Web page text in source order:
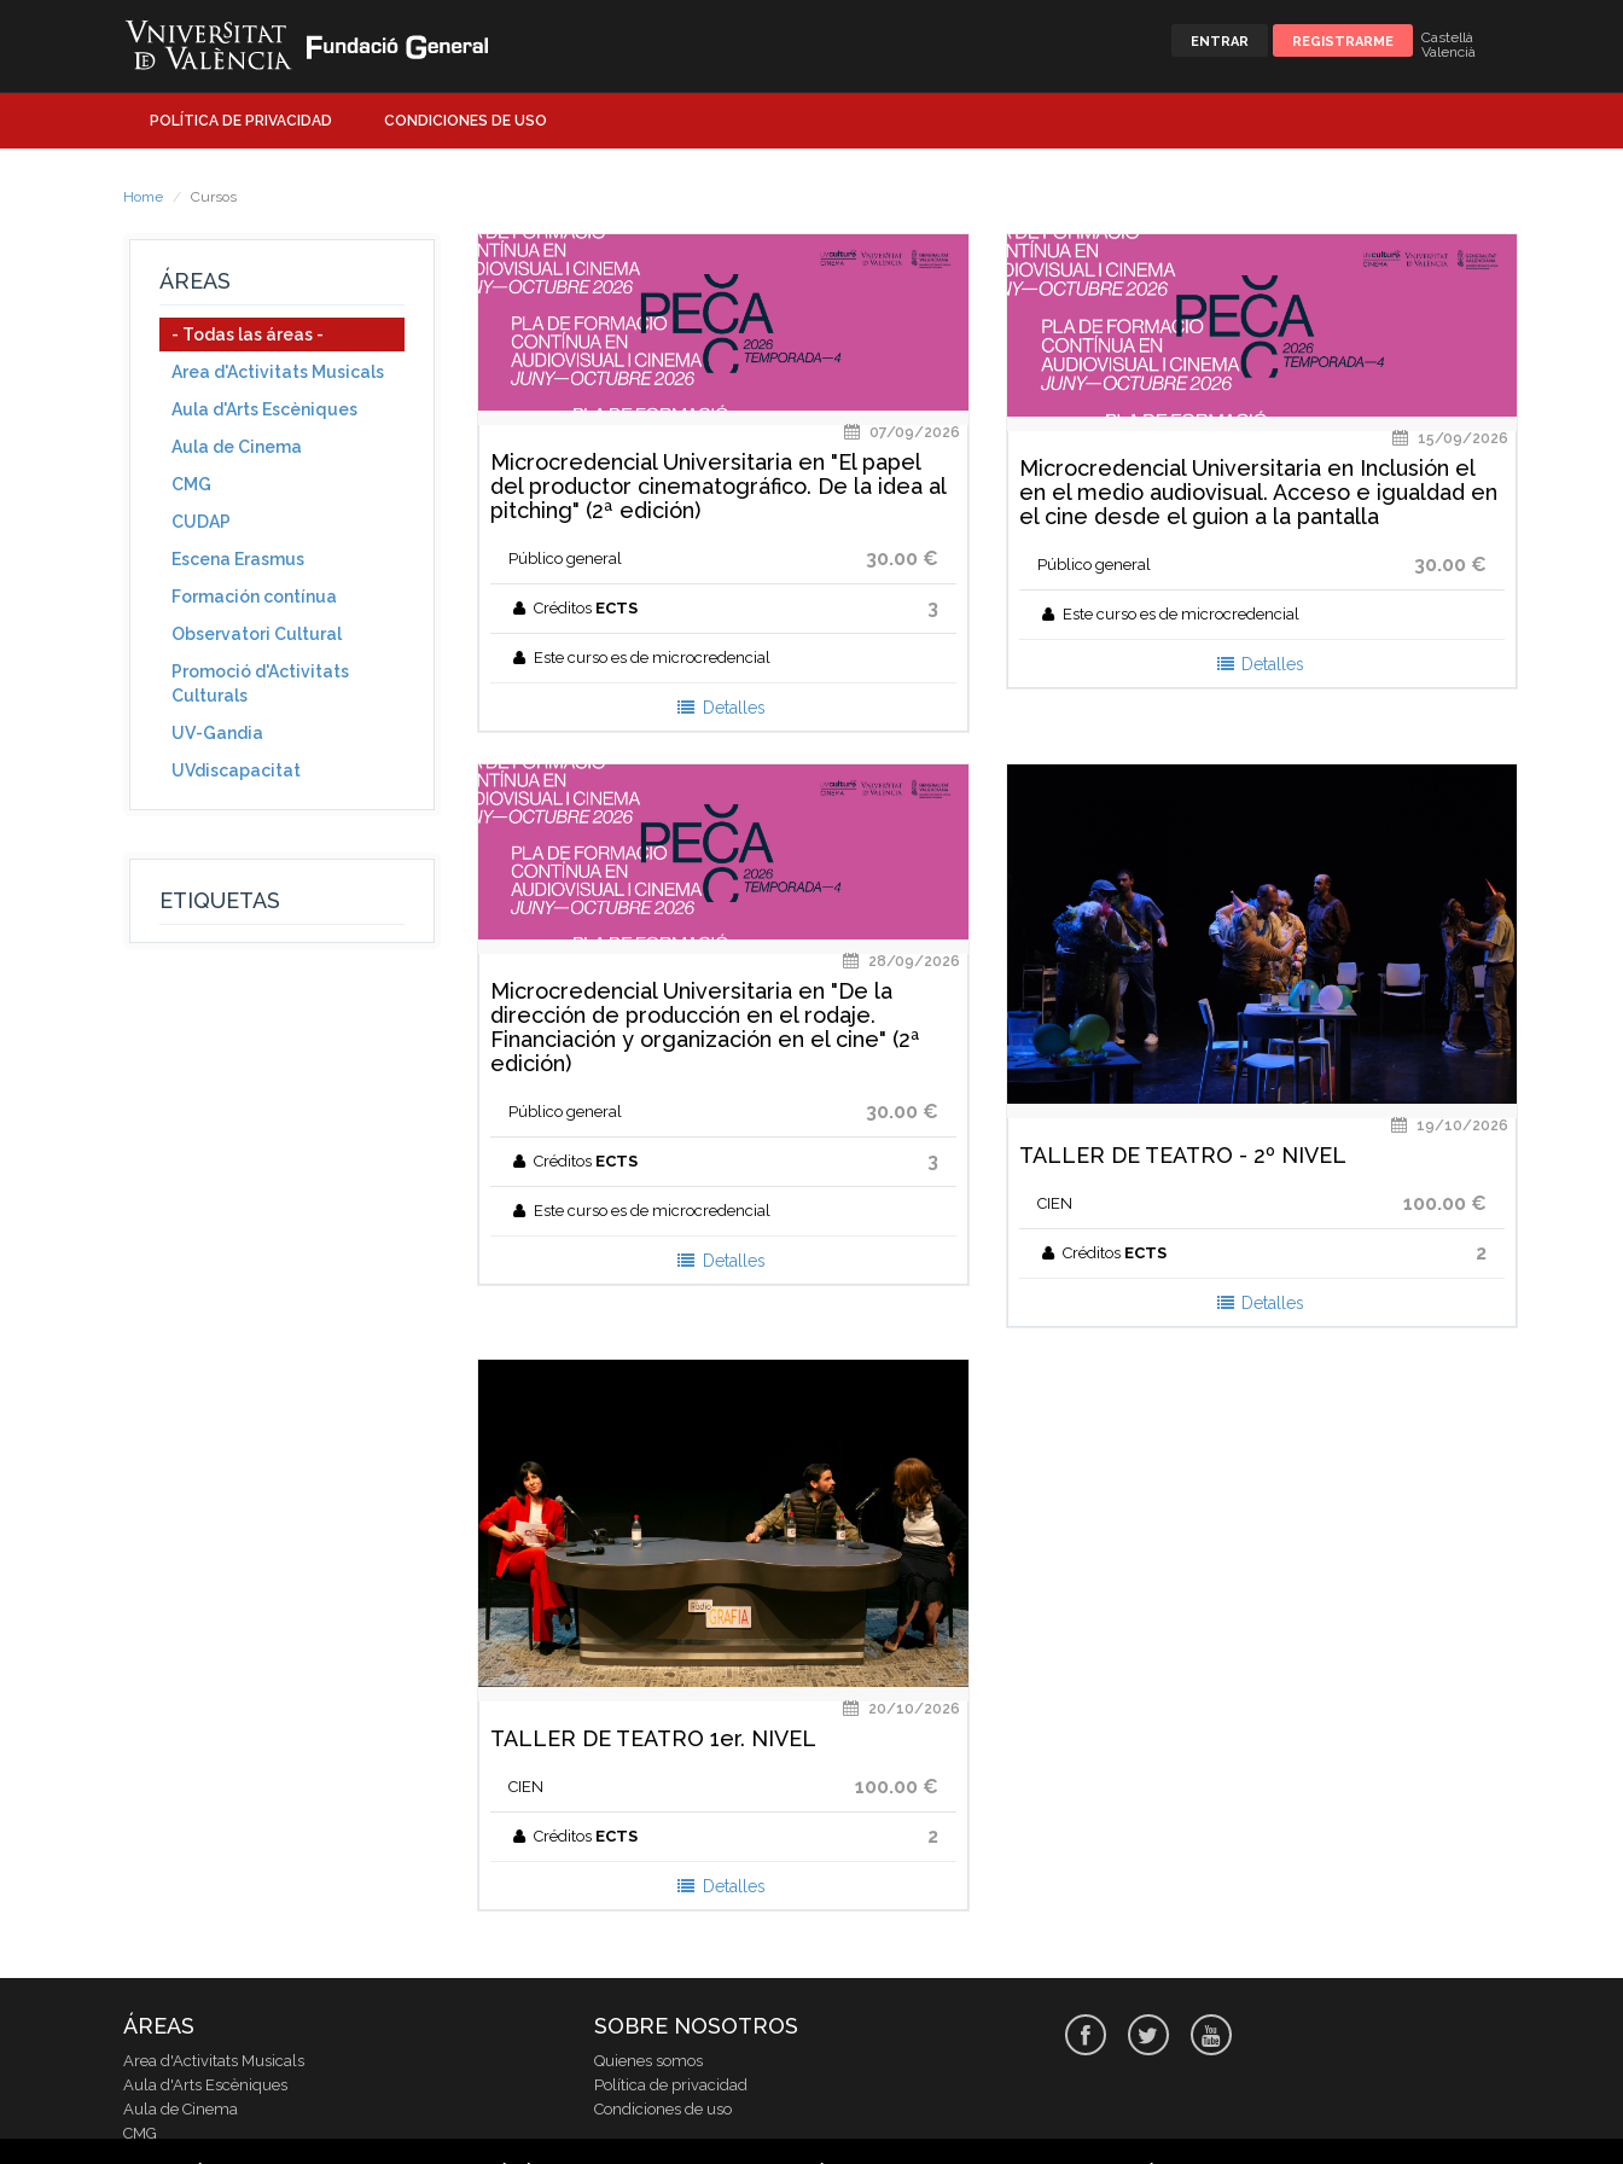
ENTRAR REGISTRARME
Castellà
Valencià
POLÍTICA DE PRIVACIDAD CONDICIONES DE USO
Home Cursos
ÁREAS
- Todas las áreas -
Area d'Activitats Musicals
Aula d'Arts Escèniques
Aula de Cinema
CMG
CUDAP
Escena Erasmus
Formación contínua
Observatori Cultural
Promoció d'Activitats
Culturals
UV-Gandia
UVdiscapacitat
ETIQUETAS
07/09/2026
Microcredencial Universitaria en "El papel
del productor cinematográfico. De la idea al
pitching" (2ª edición)
Público general 30.00 €
Créditos ECTS 3
Este curso es de microcredencial
Detalles
15/09/2026
Microcredencial Universitaria en Inclusión el
en el medio audiovisual. Acceso e igualdad en
el cine desde el guion a la pantalla
Público general 30.00 €
Este curso es de microcredencial
Detalles
28/09/2026
Microcredencial Universitaria en "De la
dirección de producción en el rodaje.
Financiación y organización en el cine" (2ª
edición)
Público general 30.00 €
Créditos ECTS 3
Este curso es de microcredencial
Detalles
19/10/2026
TALLER DE TEATRO - 2º NIVEL
CIEN 100.00 €
Créditos ECTS 2
Detalles
20/10/2026
TALLER DE TEATRO 1er. NIVEL
CIEN 100.00 €
Créditos ECTS 2
Detalles
ÁREAS
Area d'Activitats Musicals
Aula d'Arts Escèniques
Aula de Cinema
CMG
SOBRE NOSOTROS
Quienes somos
Política de privacidad
Condiciones de uso